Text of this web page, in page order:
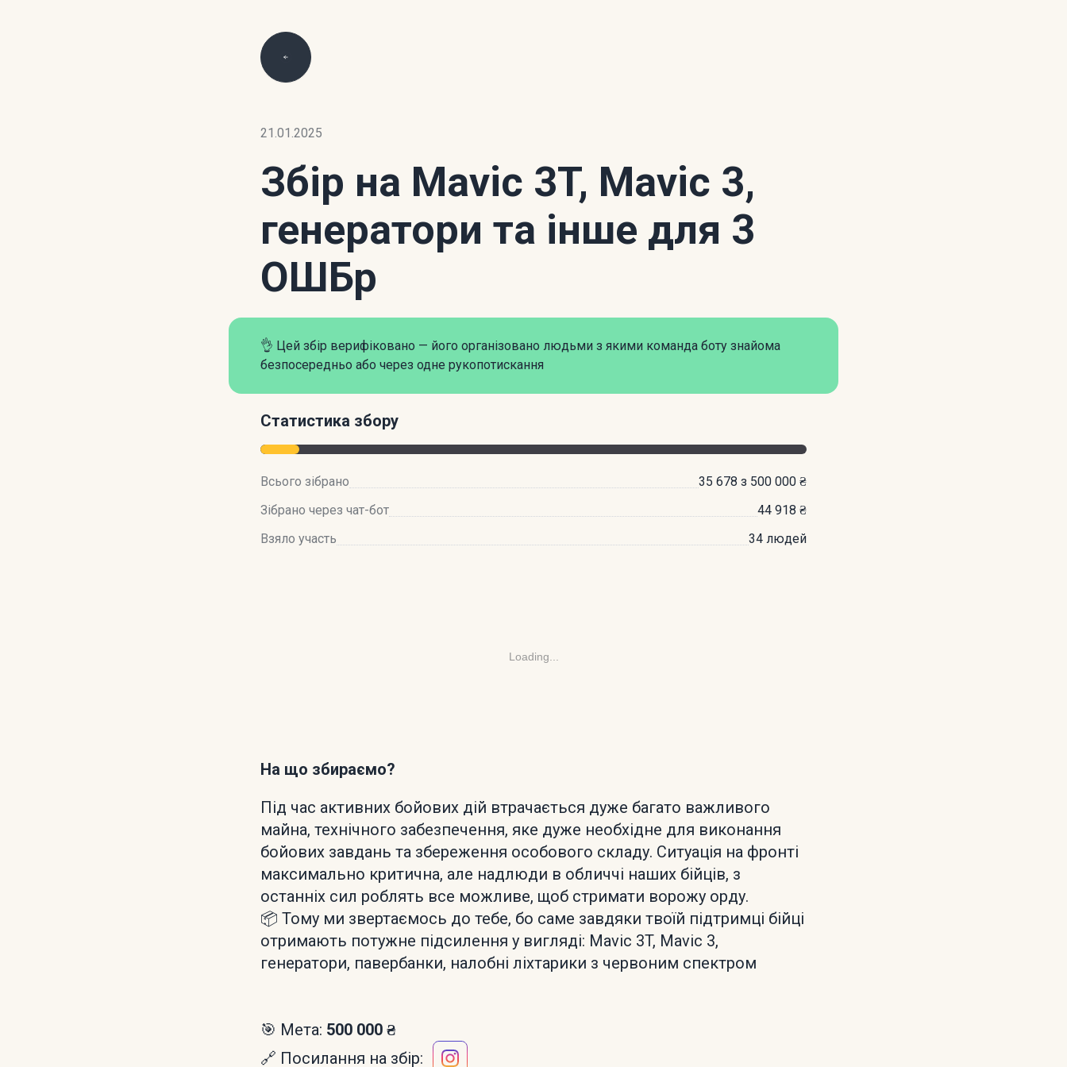
21.01.2025
Збір на Mavic 3T, Mavic 3,
генератори та інше для 3
ОШБр
👌 Цей збір верифіковано — його організовано людьми з якими команда боту знайома
безпосередньо або через одне рукопотискання
Статистика збору
Всього зібрано
35 678 з 500 000 ₴
Зібрано через чат-бот
44 918 ₴
Взяло участь
34 людей
Loading...
На що збираємо?
Під час активних бойових дій втрачається дуже багато важливого
майна, технічного забезпечення, яке дуже необхідне для виконання
бойових завдань та збереження особового складу. Ситуація на фронті
максимально критична, але надлюди в обличчі наших бійців, з
останніх сил роблять все можливе, щоб стримати ворожу орду.
📦 Тому ми звертаємось до тебе, бо саме завдяки твоїй підтримці бійці
отримають потужне підсилення у вигляді: Mavic 3T, Mavic 3,
генератори, павербанки, налобні ліхтарики з червоним спектром
🎯 Мета: 500 000 ₴
🔗 Посилання на збір: